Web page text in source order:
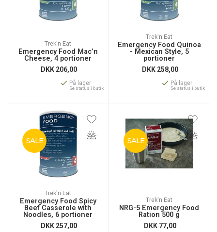
Trek'n Eat
Emergency Food Mac’n
Cheese, 4 portioner
DKK 206,00
På lager
Se status i butik
Trek'n Eat
Emergency Food Quinoa
- Mexican Style, 5
portioner
DKK 258,00
På lager
Se status i butik
SALE
Trek'n Eat
Emergency Food Spicy
Beef Casserole with
Noodles, 6 portioner
DKK 257,00
SALE
Trek'n Eat
NRG-5 Emergency Food
Ration 500 g
DKK 77,00